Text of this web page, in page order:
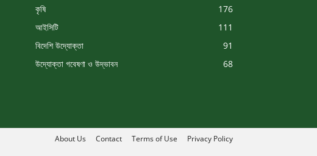
কৃষি
176
আইসিটি
111
বিদেশি উদ্যোক্তা
91
উদ্যোক্তা গবেষণা ও উদ্ভাবন
68
About Us Contact Terms of Use Privacy Policy